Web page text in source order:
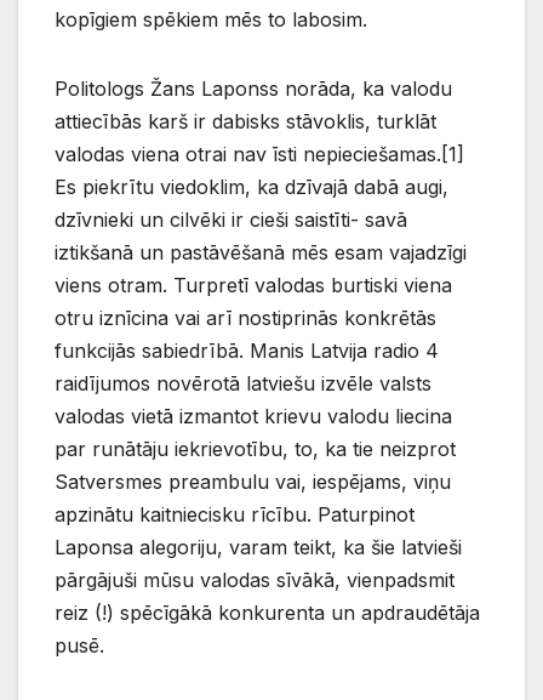
kopīgiem spēkiem mēs to labosim.
Politologs Žans Laponss norāda, ka valodu
attiecībās karš ir dabisks stāvoklis, turklāt
valodas viena otrai nav īsti nepieciešamas.[1]
Es piekrītu viedoklim, ka dzīvajā dabā augi,
dzīvnieki un cilvēki ir cieši saistīti- savā
iztikšanā un pastāvēšanā mēs esam vajadzīgi
viens otram. Turpretī valodas burtiski viena
otru iznīcina vai arī nostiprinās konkrētās
funkcijās sabiedrībā. Manis Latvija radio 4
raidījumos novērotā latviešu izvēle valsts
valodas vietā izmantot krievu valodu liecina
par runātāju iekrievotību, to, ka tie neizprot
Satversmes preambulu vai, iespējams, viņu
apzinātu kaitniecisku rīcību. Paturpinot
Laponsa alegoriju, varam teikt, ka šie latvieši
pārgājuši mūsu valodas sīvākā, vienpadsmit
reiz (!) spēcīgākā konkurenta un apdraudētāja
pusē.